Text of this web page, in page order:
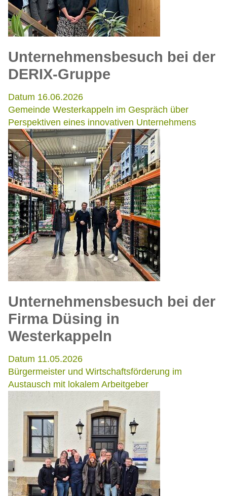
Unternehmensbesuch bei der
DERIX-Gruppe
Datum 16.06.2026
Gemeinde Westerkappeln im Gespräch über
Perspektiven eines innovativen Unternehmens
Unternehmensbesuch bei der
Firma Düsing in
Westerkappeln
Datum 11.05.2026
Bürgermeister und Wirtschaftsförderung im
Austausch mit lokalem Arbeitgeber